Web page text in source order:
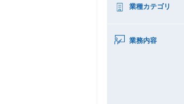
業種カテゴリ
業務内容